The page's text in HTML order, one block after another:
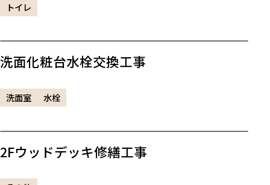
トイレ
洗面化粧台水栓交換工事
洗面室 水栓
2Fウッドデッキ修繕工事